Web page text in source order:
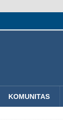
KOMUNITAS